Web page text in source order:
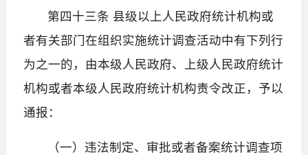
第四十三条 县级以上人民政府统计机构或
者有关部门在组织实施统计调查活动中有下列行
为之一的，由本级人民政府、上级人民政府统计
机构或者本级人民政府统计机构责令改正，予以
通报：
（一）违法制定、审批或者备案统计调查项